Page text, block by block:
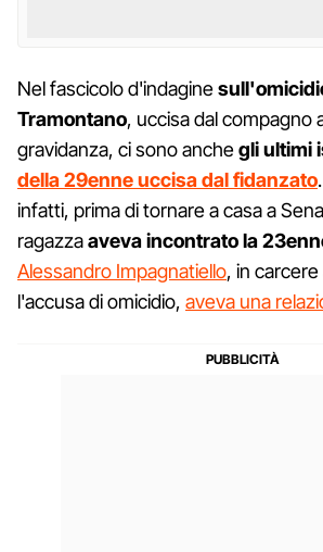
Nel fascicolo d'indagine
Tramontano, uccisa dal compagno
gravidanza, ci sono anchegli ultimi
della 29enne uccisa dal fidanzato
infatti, prima di tornare a casa a
ragazzaaveva incontrato la
Alessandro Impagnatiello, in
l'accusa di omicidio, aveva una